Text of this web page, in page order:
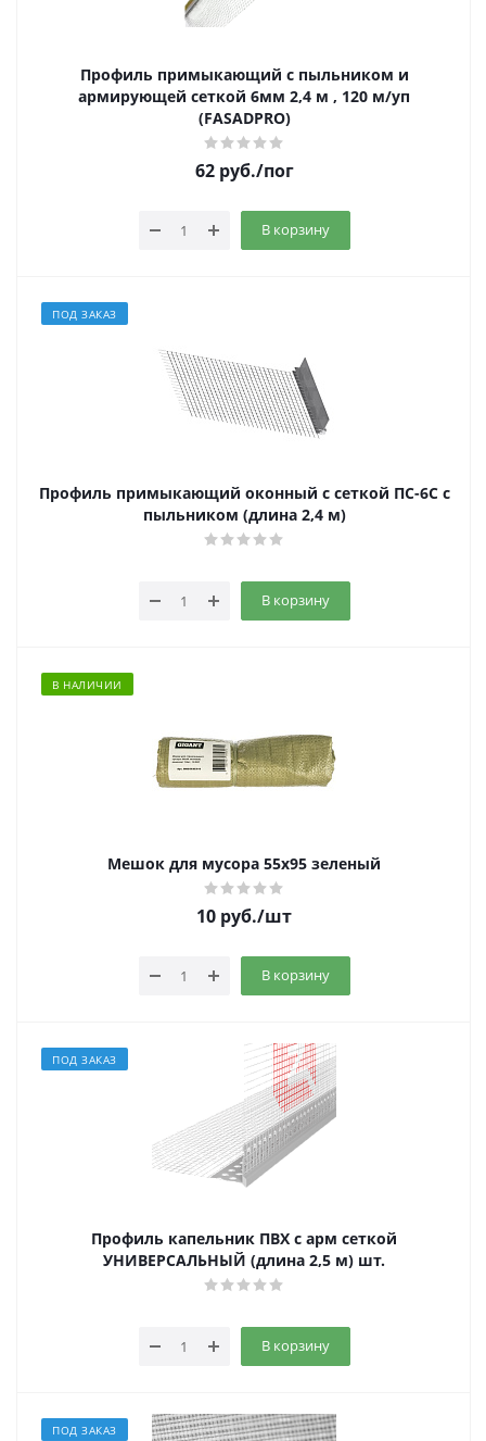
Профиль примыкающий с пыльником и
армирующей сеткой 6мм 2,4 м , 120 м/уп
(FASADPRO)
62руб./пог
В корзину
ПОД ЗАКАЗ
Профиль примыкающий оконный с сеткой ПС-6С с
пыльником (длина 2,4 м)
В корзину
В НАЛИЧИИ
Мешок для мусора 55х95 зеленый
10 руб./шт
В корзину
ПОД ЗАКАЗ
Профиль капельник ПВХ с арм сеткой
УНИВЕРСАЛЬНЫЙ (длина 2,5 м) шт.
В корзину
ПОД ЗАКАЗ